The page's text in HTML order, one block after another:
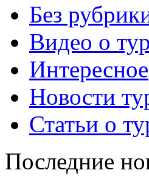
Без
Видео о
Интересное
Новости
Статьи о
Последние